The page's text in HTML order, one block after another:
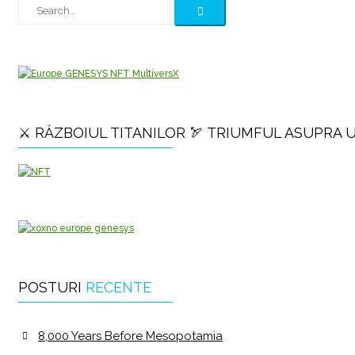
⚔️ RĂZBOIUL TITANILOR 🏹 TRIUMFUL ASUPRA
POSTURI RECENTE
8,000 Years Before Mesopotamia